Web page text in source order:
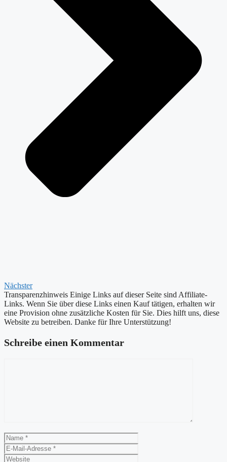
Nächster
Transparenzhinweis Einige Links auf dieser Seite sind Affiliate-
Links. Wenn Sie über diese Links einen Kauf tätigen, erhalten wir
eine Provision ohne zusätzliche Kosten für Sie. Dies hilft uns, diese
Website zu betreiben. Danke für Ihre Unterstützung!
Schreibe einen Kommentar
Name
Mail-
Adresse